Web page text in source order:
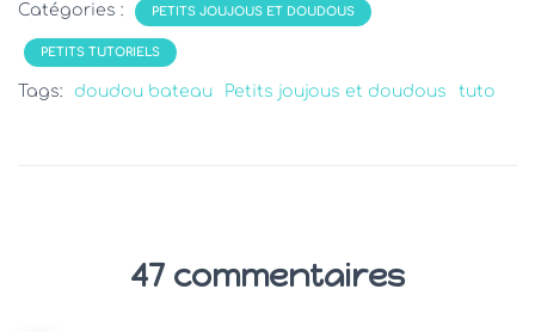
Catégories : PETITS JOUJOUS ET DOUDOUS
PETITS TUTORIELS
Tags: doudou bateau Petits joujous et doudous tuto
47 commentaires